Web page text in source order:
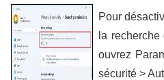
Pour
la
ouvrez
sécurité >